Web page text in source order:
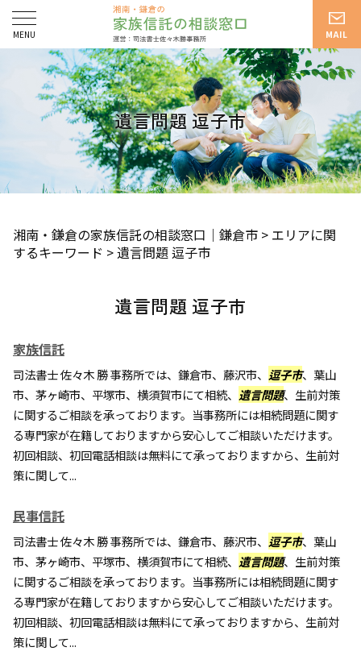
遺言問題 逗子市
湘南・鎌倉の家族信託の相談窓口｜鎌倉市 > エリアに関
するキーワード >遺言問題 逗子市
遺言問題 逗子市
家族信託
司法書士 佐々木 勝 事務所では、鎌倉市、藤沢市、 逗子市、葉山
市、茅ヶ崎市、平塚市、横須賀市にて相続、 遺言問題、生前対策
に関するご相談を承っております。当事務所には相続問題に関す
る専門家が在籍しておりますから安心してご相談いただけます。
初回相談、初回電話相談は無料にて承っておりますから、生前対
策に関して...
民事信託
司法書士 佐々木 勝 事務所では、鎌倉市、藤沢市、 逗子市、葉山
市、茅ヶ崎市、平塚市、横須賀市にて相続、 遺言問題、生前対策
に関するご相談を承っております。当事務所には相続問題に関す
る専門家が在籍しておりますから安心してご相談いただけます。
初回相談、初回電話相談は無料にて承っておりますから、生前対
策に関して...